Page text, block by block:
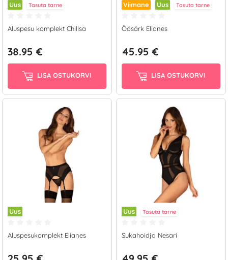
Uus Tasuta tarne
Aluspesu komplekt Chilisa
38.95 €
LISA OSTUKORVI
Viimane Uus Tasuta tarne
Öösärk Elianes
45.95 €
LISA OSTUKORVI
Uus
Aluspesukomplekt Elianes
Uus Tasuta tarne
Sukahoidja Nesari